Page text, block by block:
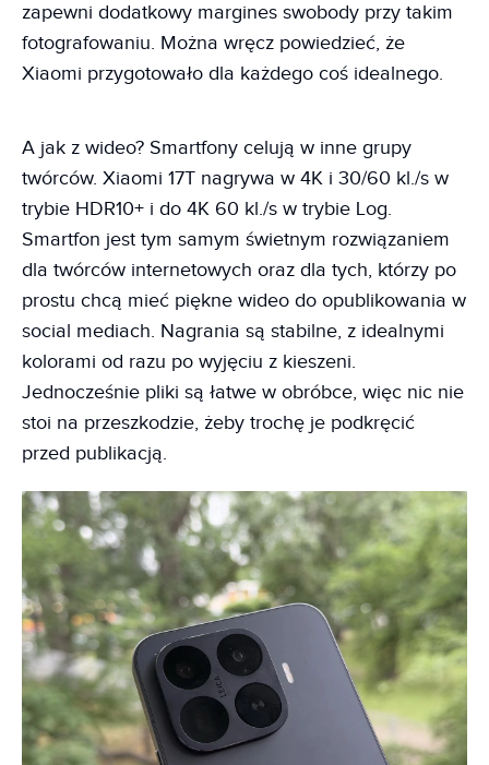
zapewni dodatkowy margines swobody przy takim
fotografowaniu. Można wręcz powiedzieć, że
Xiaomi przygotowało dla każdego coś idealnego.
A jak z wideo? Smartfony celują w inne grupy
twórców. Xiaomi 17T nagrywa w 4K i 30/60 kl./s w
trybie HDR10+ i do 4K 60 kl./s w trybie Log.
Smartfon jest tym samym świetnym rozwiązaniem
dla twórców internetowych oraz dla tych, którzy po
prostu chcą mieć piękne wideo do opublikowania w
social mediach. Nagrania są stabilne, z idealnymi
kolorami od razu po wyjęciu z kieszeni.
Jednocześnie pliki są łatwe w obróbce, więc nic nie
stoi na przeszkodzie, żeby trochę je podkręcić
przed publikacją.